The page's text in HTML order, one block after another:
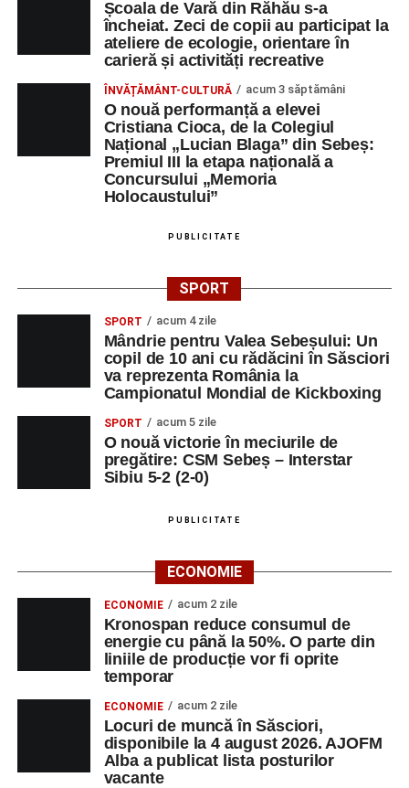
În încheierea evenimentului, organizatorii au anunțat tema
ediției din 2027, dedicată relației dintre caracter, valori și
educație. După trei ediții care au abordat comunicarea
didactică, dinamica diferențelor, participarea și luarea
deciziilor, comunitatea Sinaxa Educațională își propune
să revină la întrebările fundamentale despre valorile care
stau la baza actului educațional și despre rolul
profesorului în formarea caracterului tinerilor.
Despre comunitatea Sinaxa Educațională
„Sinaxa Educațională”
profesori, dedicată susținerii unei educații centrate pe
valorile creștin-ortodoxe și pe formarea caracterului
elevilor. Născută din experiența duhovnicească și
formativă a Mănăstirii Oașa, Sinaxa își propune să
sprijine profesorii în regăsirea motivației interioare,
oferindu-le nu doar instrumente metodice actuale, ci și
contexte de sprijin reciproc, colaborare și reconectare la
vocația pedagogică autentică.
Urmărește-ne pe Google News
Ultimele știri din Sebeș
Primăria Sebeș a decis să reducă intensitatea
iluminatului public pe timpul nopții, în contextul
apelului la economii al Guvernului Bolojan
Duminică, 23 august 2026, Râpa Roșie găzduiește
cea de-a III-a ediție a concursului „CicloAventurier
Școala de Vară din Răhău s-a
încheiat. Zeci de copii au participat la
ateliere de ecologie, orientare în
carieră și activități recreative
ÎNVĂȚĂMÂNT-CULTURĂ acum 3 săptămâni
O nouă performanță a elevei
Cristiana Cioca, de la Colegiul
Național „Lucian Blaga” din Sebeș:
Premiul III la etapa națională a
Concursului „Memoria
Holocaustului”
PUBLICITATE
SPORT
SPORT acum 4 zile
Mândrie pentru Valea Sebeșului: Un
copil de 10 ani cu rădăcini în Săsciori
va reprezenta România la
Campionatul Mondial de Kickboxing
SPORT acum 5 zile
O nouă victorie în meciurile de
pregătire: CSM Sebeș – Interstar
Sibiu 5-2 (2-0)
PUBLICITATE
ECONOMIE
ECONOMIE acum 2 zile
Kronospan reduce consumul de
energie cu până la 50%. O parte din
liniile de producție vor fi oprite
temporar
ECONOMIE acum 2 zile
Locuri de muncă în Săsciori,
disponibile la 4 august 2026. AJOFM
Alba a publicat lista posturilor
vacante